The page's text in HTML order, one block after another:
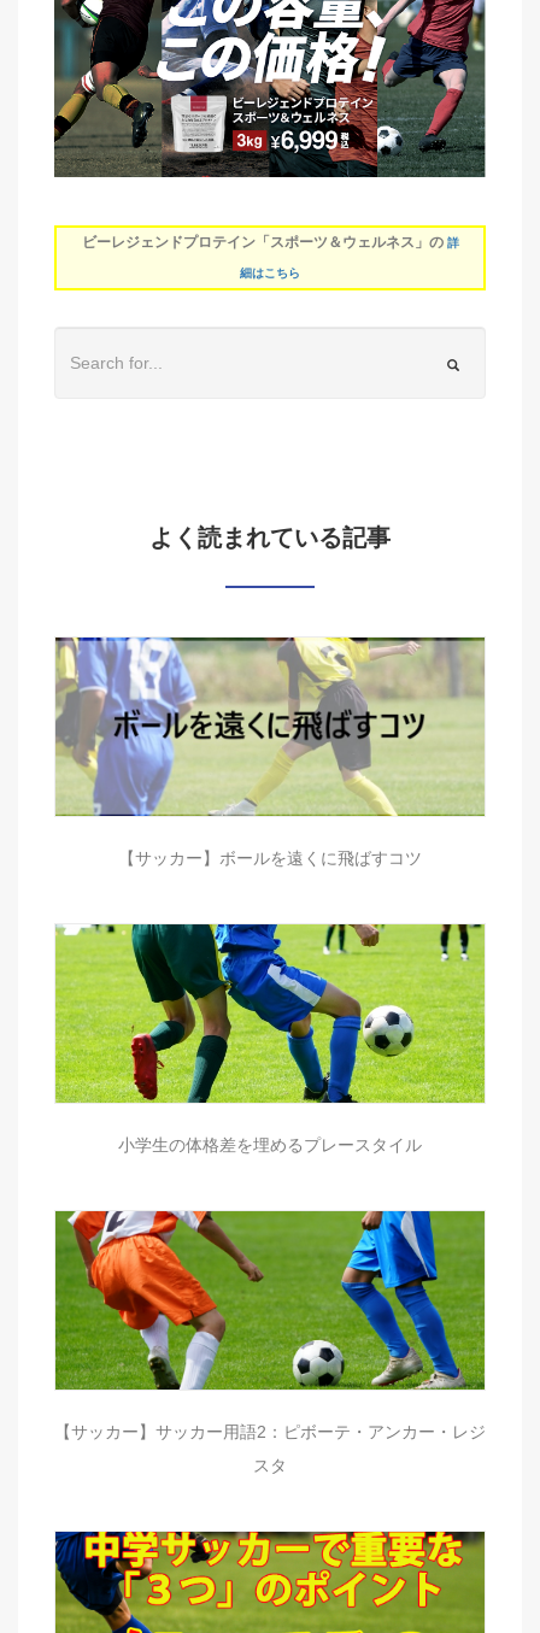
ビーレジェンドプロテイン「スポーツ＆ウェルネス」の 詳
細はこちら
よく読まれている記事
【サッカー】ボールを遠くに飛ばすコツ
小学生の体格差を埋めるプレースタイル
【サッカー】サッカー用語2：ピボーテ・アンカー・レジ
スタ